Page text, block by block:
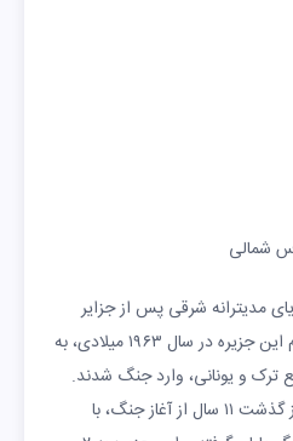
شمالی
مدیترانه شرقی پس از جزایر
سیسیل و ساردینیا است. مردم این جزیره در سال ۱۹۶۳ میلادی، به
ترک و یونانی، وارد جنگ شدند.
در نهایت در سال ۱۹۷۴، پس از گذشت ۱۱ سال از آغاز جنگ، با